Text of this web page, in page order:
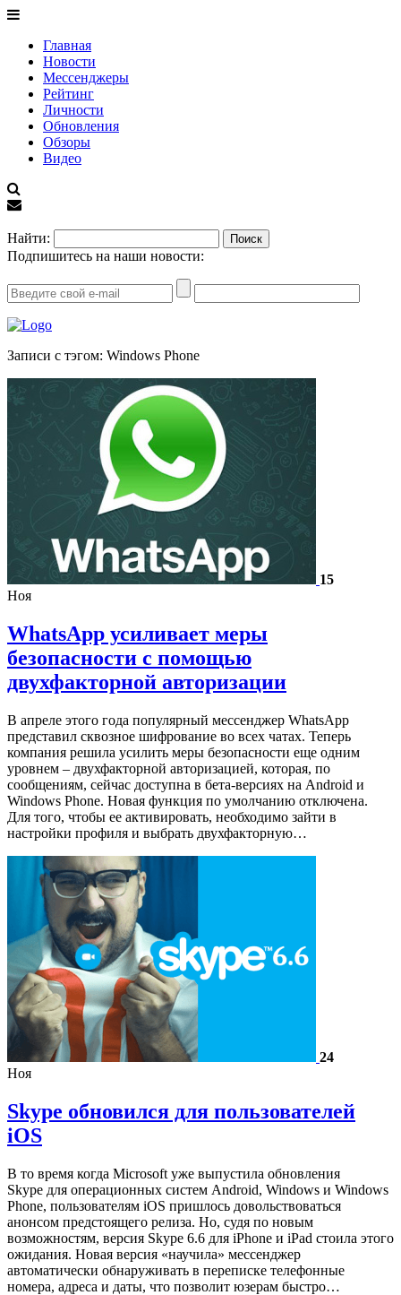
Главная
Новости
Мессенджеры
Рейтинг
Личности
Обновления
Обзоры
Видео
Найти:
Подпишитесь на наши новости:
Записи с тэгом: Windows Phone
15
Ноя
WhatsApp усиливает меры
безопасности с помощью
двухфакторной авторизации
В апреле этого года популярный мессенджер WhatsApp
представил сквозное шифрование во всех чатах. Теперь
компания решила усилить меры безопасности еще одним
уровнем – двухфакторной авторизацией, которая, по
сообщениям, сейчас доступна в бета-версиях на Android и
Windows Phone. Новая функция по умолчанию отключена.
Для того, чтобы ее активировать, необходимо зайти в
настройки профиля и выбрать двухфакторную…
24
Ноя
Skype обновился для пользователей
iOS
В то время когда Microsoft уже выпустила обновления
Skype для операционных систем Android, Windows и Windows
Phone, пользователям iOS пришлось довольствоваться
анонсом предстоящего релиза. Но, судя по новым
возможностям, версия Skype 6.6 для iPhone и iPad стоила этого
ожидания. Новая версия «научила» мессенджер
автоматически обнаруживать в переписке телефонные
номера, адреса и даты, что позволит юзерам быстро…